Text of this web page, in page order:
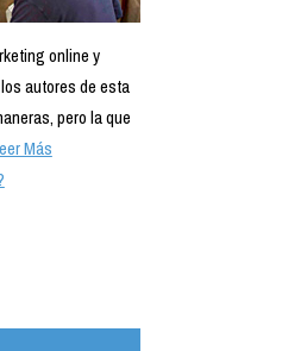
online y
autores de esta
pero la que
Más